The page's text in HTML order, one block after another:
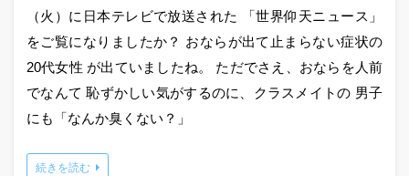
（火）に日本テレビで放送された 「世界仰天ニュース」
をご覧になりましたか？ おならが出て止まらない症状の
20代女性 が出ていましたね。 ただでさえ、おならを人前
でなんて 恥ずかしい気がするのに、クラスメイトの 男子
にも「なんか臭くない？」
続きを読む